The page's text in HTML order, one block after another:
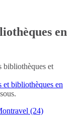
en
bibliothèques et
et bibliothèques en
(24)